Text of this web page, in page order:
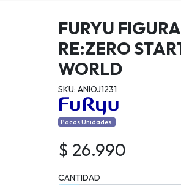
FURYU
RE:ZERO
WORLD
SKU: ANIOJ1231
Pocas Unidades.
$ 26.990
CANTIDAD